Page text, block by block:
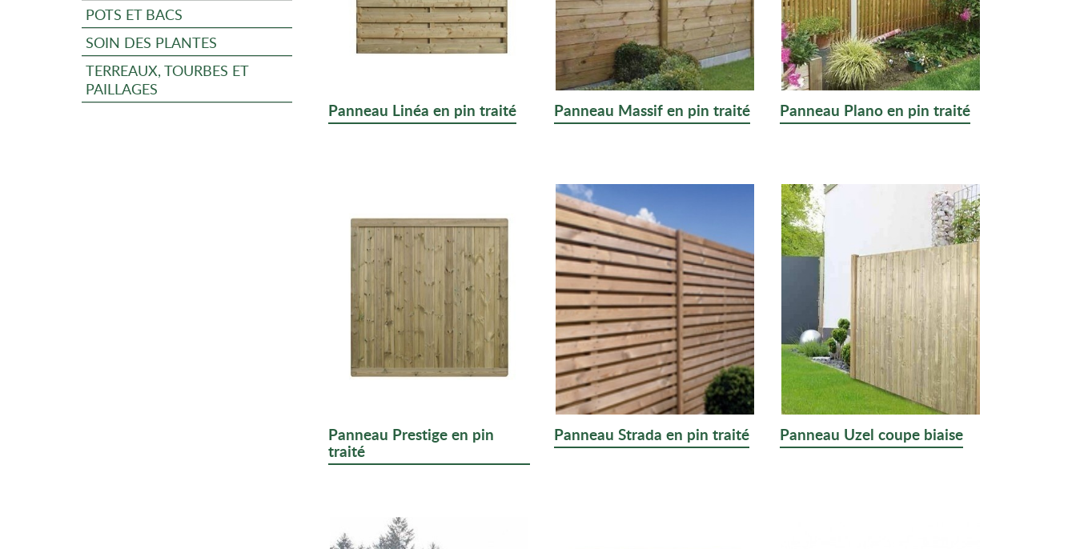
Panneau Linéa en pin traité Panneau Massif en pin traité Panneau Plano en pin traité
Panneau Prestige en pin
traité
Panneau Strada en pin traité Panneau Uzel coupe biaise
POTS ET BACS
SOIN DES PLANTES
TERREAUX, TOURBES ET
PAILLAGES